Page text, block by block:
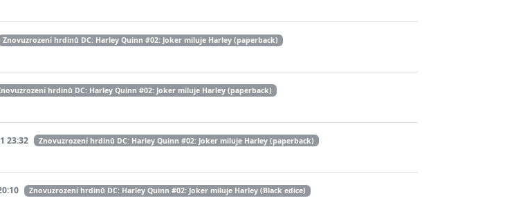
Znovuzrození hrdinů DC: Harley Quinn #02: Joker miluje Harley (paperback)
hrdinů DC: Harley Quinn #02: Joker miluje Harley (paperback)
23:32 Znovuzrození hrdinů DC: Harley Quinn #02: Joker miluje Harley (paperback)
Znovuzrození hrdinů DC: Harley Quinn #02: Joker miluje Harley (Black edice)